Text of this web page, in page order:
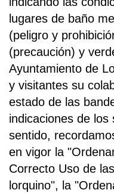
lugares de baño
(peligro y
(precaución) y
Ayuntamiento de
y visitantes su
estado de las
indicaciones de
sentido,
en vigor la
Correcto Uso de
lorquino", la